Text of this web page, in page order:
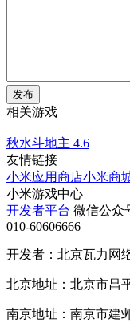
发布
相关游戏
秋水斗地主 4.6
友情链接
小米应用商店小米商
小米游戏中心
开发者平台 微信公众
010-60606666
开发者：北京瓦力网
北京地址：北京市昌
南京地址：南京市建